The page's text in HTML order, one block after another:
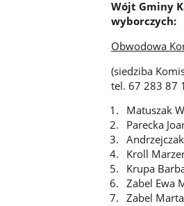
Wójt Gminy
wyborczych:
Obwodowa
(siedziba
tel. 67 283 87
Matuszak
Parecka
Kroll
Krupa
Zabel Ewa
Zabel